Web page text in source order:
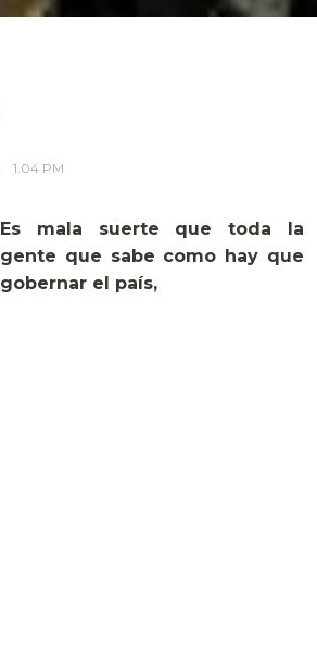
1.04 PM
Es mala suerte que toda la
gente que sabe como hay que
gobernar el país,